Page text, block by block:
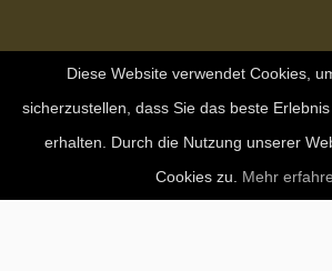
Diese Website verwendet Cookies,
sicherzustellen, dass Sie das beste
erhalten. Durch die Nutzung unserer
Cookies zu. Mehr